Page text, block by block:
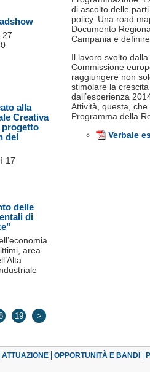
di ascolto delle
policy. Una road
Documento
Campania e
Il lavoro svolto
Commissione
raggiungere non
stimolare la
dall’esperienza
Attività, questa,
Programma della
Verbale
27
alla
Creativa
progetto
del
17
delle
di
area
19 >
ATTUAZIONE OPPORTUNITÀ E BANDI